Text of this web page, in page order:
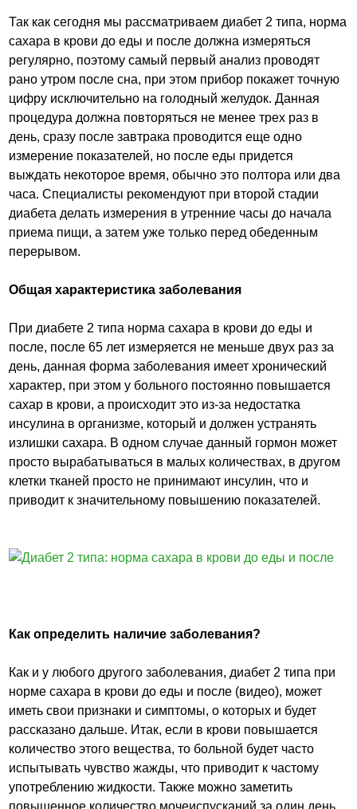
Так как сегодня мы рассматриваем диабет 2 типа, норма
сахара в крови до еды и после должна измеряться
регулярно, поэтому самый первый анализ проводят
рано утром после сна, при этом прибор покажет точную
цифру исключительно на голодный желудок. Данная
процедура должна повторяться не менее трех раз в
день, сразу после завтрака проводится еще одно
измерение показателей, но после еды придется
выждать некоторое время, обычно это полтора или два
часа. Специалисты рекомендуют при второй стадии
диабета делать измерения в утренние часы до начала
приема пищи, а затем уже только перед обеденным
перерывом.
Общая характеристика заболевания
При диабете 2 типа норма сахара в крови до еды и
после, после 65 лет измеряется не меньше двух раз за
день, данная форма заболевания имеет хронический
характер, при этом у больного постоянно повышается
сахар в крови, а происходит это из-за недостатка
инсулина в организме, который и должен устранять
излишки сахара. В одном случае данный гормон может
просто вырабатываться в малых количествах, в другом
клетки тканей просто не принимают инсулин, что и
приводит к значительному повышению показателей.
Как определить наличие заболевания?
Как и у любого другого заболевания, диабет 2 типа при
норме сахара в крови до еды и после (видео), может
иметь свои признаки и симптомы, о которых и будет
рассказано дальше. Итак, если в крови повышается
количество этого вещества, то больной будет часто
испытывать чувство жажды, что приводит к частому
употреблению жидкости. Также можно заметить
повышенное количество мочеиспусканий за один день,